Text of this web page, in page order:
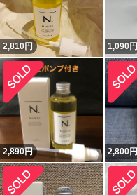
2,810円 1,090円
2,890円 2,800円